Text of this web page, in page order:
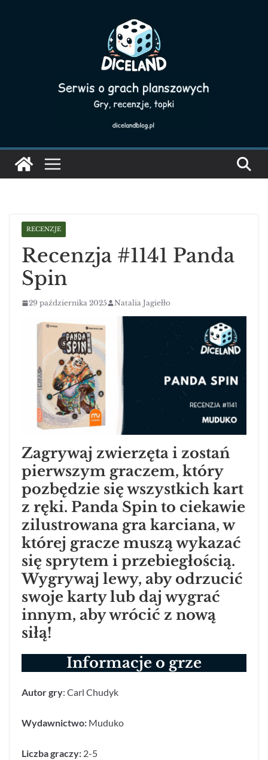
RECENZJE
Recenzja #1141 Panda
Spin
29 października 2025 Natalia Jagiełło
Zagrywaj zwierzęta i zostań
pierwszym graczem, który
pozbędzie się wszystkich kart
z ręki. Panda Spin to ciekawie
zilustrowana gra karciana, w
której gracze muszą wykazać
się sprytem i przebiegłością.
Wygrywaj lewy, aby odrzucić
swoje karty lub daj wygrać
innym, aby wrócić z nową
siłą!
Informacje o grze
Autor gry: Carl Chudyk
Wydawnictwo: Muduko
Liczba graczy: 2-5